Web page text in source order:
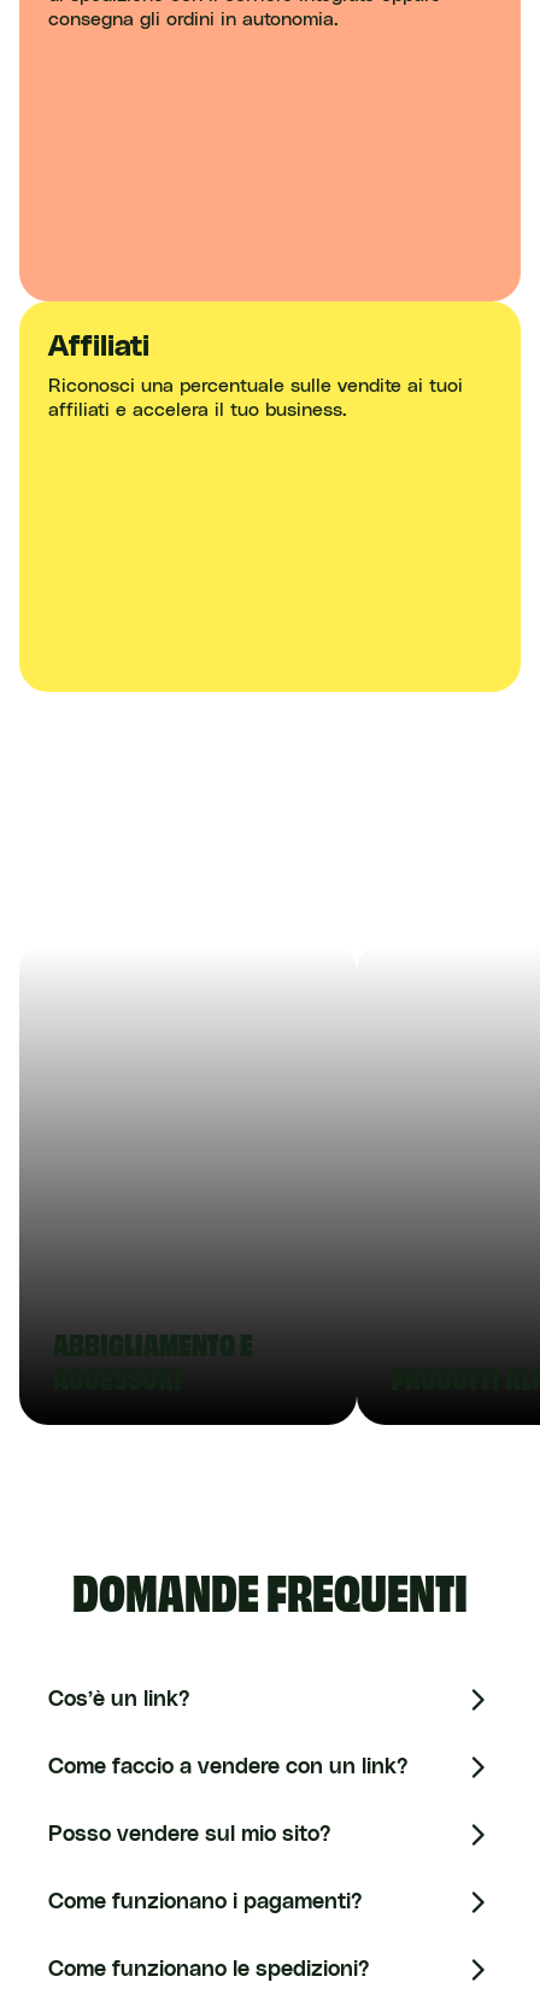
consegna gli ordini in autonomia.
Affiliati
Riconosci una percentuale sulle vendite ai tuoi
affiliati e accelera il tuo business.
;
ABBIGLIAMENTO E
;
DOMANDE FREQUENTI
Cos’è un link?
Come faccio a vendere con un link?
Posso vendere sul mio sito?
Come funzionano i pagamenti?
Come funzionano le spedizioni?